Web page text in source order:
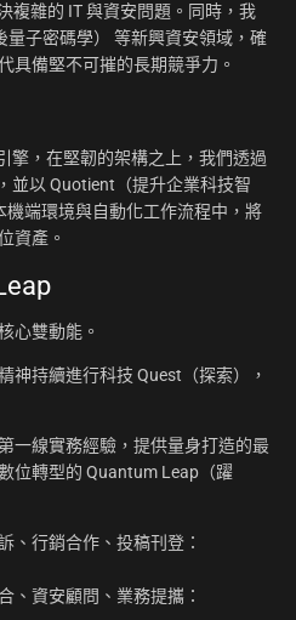
複雜的 IT 與資安問題。同時，我
子密碼學） 等新興資安領域，確
具備堅不可摧的長期競爭力。
擎，在堅韌的架構之上，我們透過
並以 Quotient（提升企業科技智
機端環境與自動化工作流程中，將
資產。
心雙動能。
神持續進行科技 Quest（探索），
一線實務經驗，提供量身打造的最
位轉型的 Quantum Leap（躍
、行銷合作、投稿刊登：
、資安顧問、業務提攜：